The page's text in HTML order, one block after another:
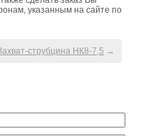
указанным на сайте по
струбцина НК8-7,5 →